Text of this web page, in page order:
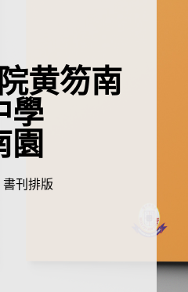
黄笏南
學
園
書刊排版